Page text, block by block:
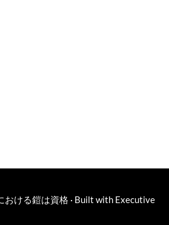
おける鎧は資格 · Built with Executive